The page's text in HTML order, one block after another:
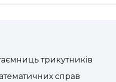
трикутників
справ